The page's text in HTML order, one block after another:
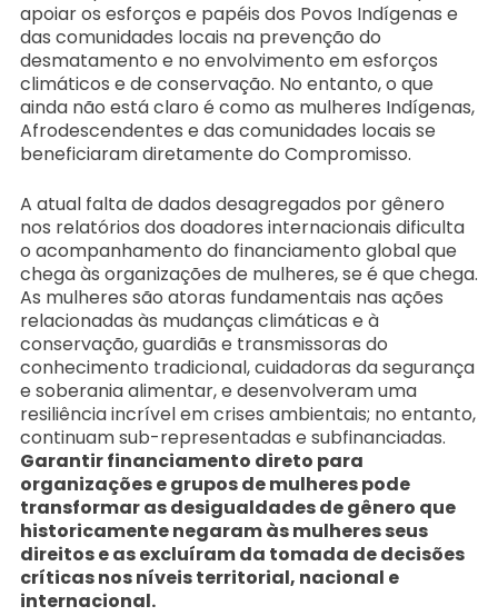
apoiar os esforços e papéis dos Povos Indígenas e
das comunidades locais na prevenção do
desmatamento e no envolvimento em esforços
climáticos e de conservação. No entanto, o que
ainda não está claro é como as mulheres Indígenas,
Afrodescendentes e das comunidades locais se
beneficiaram diretamente do Compromisso.
A atual falta de dados desagregados por gênero
nos relatórios dos doadores internacionais dificulta
o acompanhamento do financiamento global que
chega às organizações de mulheres, se é que chega.
As mulheres são atoras fundamentais nas ações
relacionadas às mudanças climáticas e à
conservação, guardiãs e transmissoras do
conhecimento tradicional, cuidadoras da segurança
e soberania alimentar, e desenvolveram uma
resiliência incrível em crises ambientais; no entanto,
continuam sub-representadas e subfinanciadas.
Garantir financiamento direto para
organizações e grupos de mulheres pode
transformar as desigualdades de gênero que
historicamente negaram às mulheres seus
direitos e as excluíram da tomada de decisões
críticas nos níveis territorial, nacional e
internacional.